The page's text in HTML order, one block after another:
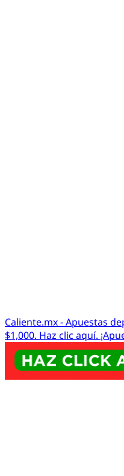
Caliente.mx - Apuestas
$1,000. Haz clic aquí.